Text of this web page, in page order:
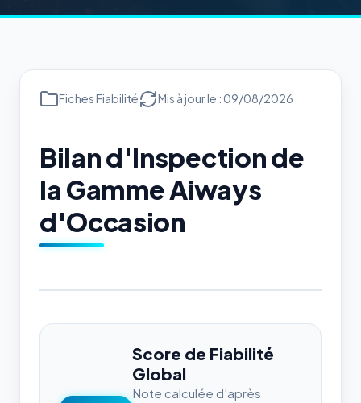
Fiches Fiabilité Mis à jour le : 09/08/2026
Bilan d'Inspection de
la Gamme Aiways
d'Occasion
Score de Fiabilité
Global
Note calculée d'après